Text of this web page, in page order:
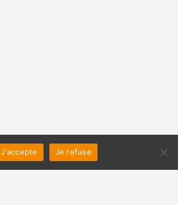
J'accepte Je refuse